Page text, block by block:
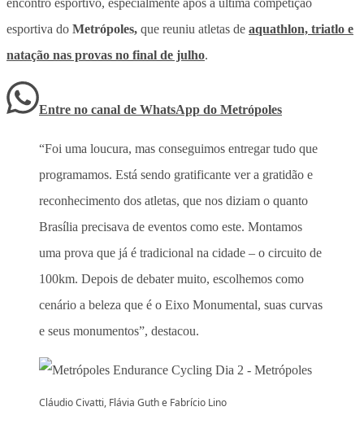
esportiva do Metrópoles, que reuniu atletas de aquathlon, triatlo e
natação nas provas no final de julho.
Entre no canal de WhatsApp do Metrópoles
“Foi uma loucura, mas conseguimos entregar tudo que
programamos. Está sendo gratificante ver a gratidão e
reconhecimento dos atletas, que nos diziam o quanto
Brasília precisava de eventos como este. Montamos
uma prova que já é tradicional na cidade – o circuito de
100km. Depois de debater muito, escolhemos como
cenário a beleza que é o Eixo Monumental, suas curvas
e seus monumentos”, destacou.
Cláudio Civatti, Flávia Guth e Fabrício Lino